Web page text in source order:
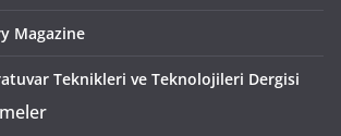
Magazine
Teknikleri ve Teknolojileri Dergisi